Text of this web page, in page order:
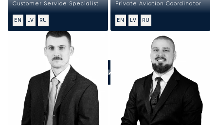
Customer Service Specialist
EN LV RU
Private Aviation Coordinator
EN LV RU
ПОЗВОНИТЕ НАМ